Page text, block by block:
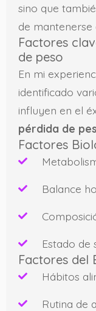
sino que
de
Factores
de peso
En mi
identificado
influyen en el
pérdida de
Factores
Balance
Estado de
Factores del
Hábitos
Rutina de